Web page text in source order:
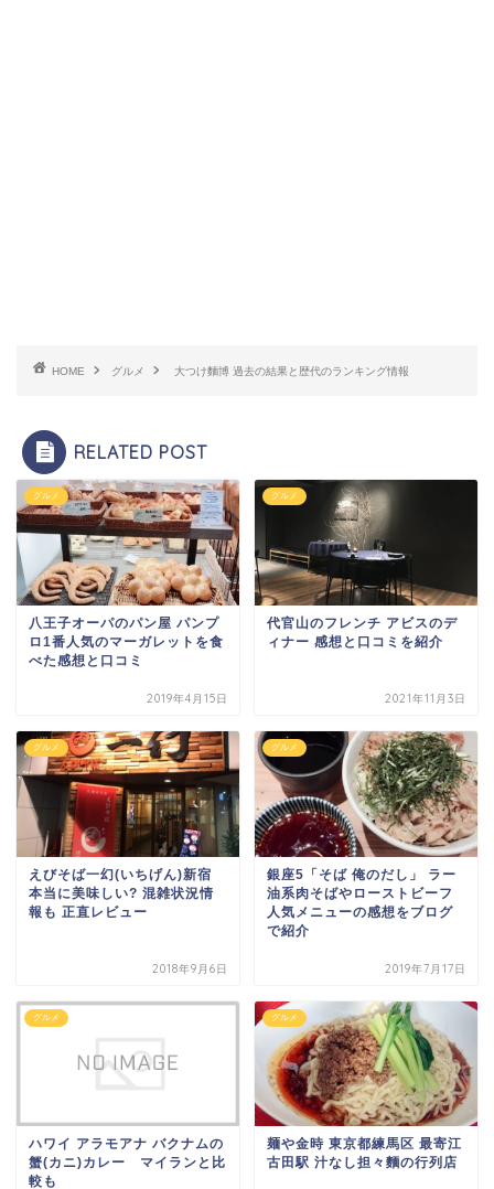
HOME グルメ 大つけ麵博 過去の結果と歴代のランキング情報
RELATED POST
グルメ
八王子オーパのパン屋 パンプ
ロ1番人気のマーガレットを食
べた感想と口コミ
2019年4月15日
グルメ
代官山のフレンチ アビスのデ
ィナー 感想と口コミを紹介
2021年11月3日
グルメ
えびそば一幻(いちげん)新宿
本当に美味しい? 混雑状況情
報も 正直レビュー
2018年9月6日
グルメ
銀座5「そば 俺のだし」 ラー
油系肉そばやローストビーフ
人気メニューの感想をブログ
で紹介
2019年7月17日
グルメ
ハワイ アラモアナ バクナムの
蟹(カニ)カレー マイランと比
較も
グルメ
麺や金時 東京都練馬区 最寄江
古田駅 汁なし担々麵の行列店